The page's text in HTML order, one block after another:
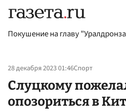
Покушение на главу
28 декабря 2023 01:46Спорт
Слуцкому
опозориться в